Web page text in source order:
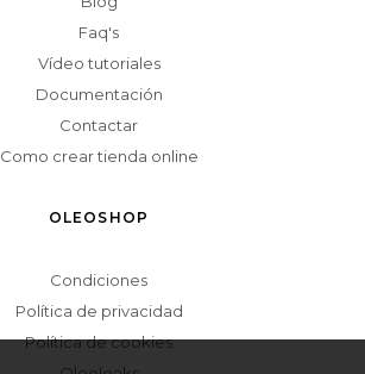
Faq's
Vídeo tutoriales
Documentación
Contactar
Como crear tienda online
OLEOSHOP
Condiciones
Política de privacidad
Política de cookies